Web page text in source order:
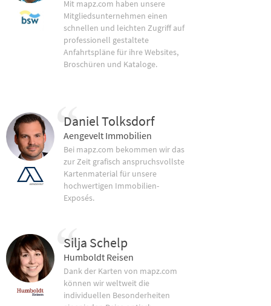
Mit mapz.com haben unsere
Mitgliedsunternehmen einen
schnellen und leichten Zugriff auf
professionell gestaltete
Anfahrtspläne für ihre Websites,
Broschüren und Kataloge.
Daniel Tolksdorf
Aengevelt Immobilien
Bei mapz.com bekommen wir das
zur Zeit grafisch anspruchsvollste
Kartenmaterial für unsere
hochwertigen Immobilien-
Exposés.
Silja Schelp
Humboldt Reisen
Dank der Karten von mapz.com
können wir weltweit die
individuellen Besonderheiten